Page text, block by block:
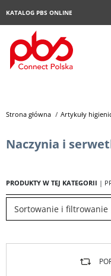
KATALOG PBS ONLINE
Strona główna> Artykuły
Naczynia i
PRODUKTY W TEJ KATEGORII |
Sortowanie i filtrowanie